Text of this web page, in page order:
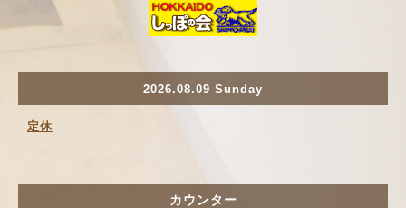
2026.08.09 Sunday
定休
カウンター